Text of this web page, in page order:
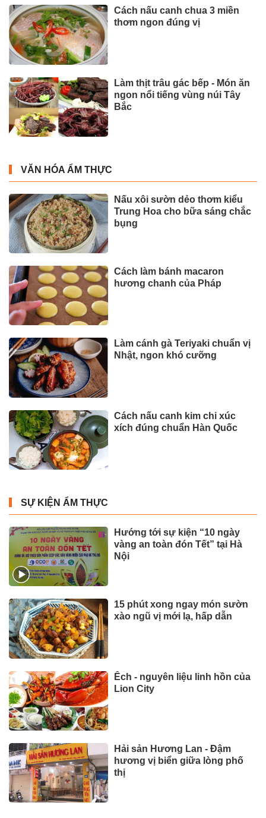
Cách nấu canh chua 3 miền
thơm ngon đúng vị
Làm thịt trâu gác bếp - Món ăn
ngon nổi tiếng vùng núi Tây
Bắc
VĂN HÓA ẨM THỰC
Nấu xôi sườn dẻo thơm kiểu
Trung Hoa cho bữa sáng chắc
bụng
Cách làm bánh macaron
hương chanh của Pháp
Làm cánh gà Teriyaki chuẩn vị
Nhật, ngon khó cưỡng
Cách nấu canh kim chi xúc
xích đúng chuẩn Hàn Quốc
SỰ KIỆN ẨM THỰC
Hướng tới sự kiện “10 ngày
vàng an toàn đón Tết” tại Hà
Nội
15 phút xong ngay món sườn
xào ngũ vị mới lạ, hấp dẫn
Ếch - nguyên liệu linh hồn của
Lion City
Hải sản Hương Lan - Đậm
hương vị biển giữa lòng phố
thị